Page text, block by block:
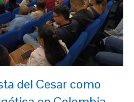
del Cesar como